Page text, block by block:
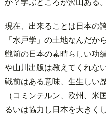
現在、出来ることは日本の
「水戸学」の土地なんだか
戦前の日本の素晴らしい功
や山川出版は教えてくれない
戦前はある意味、生生しい
（コミンテルン、欧州、米
るいは協力し日本を大きく